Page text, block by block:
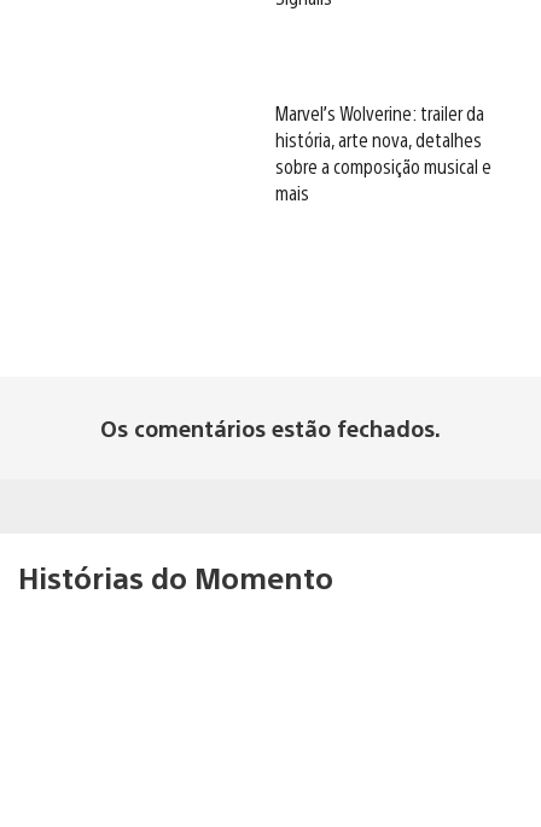
Marvel’s Wolverine: trailer da
história, arte nova, detalhes
sobre a composição musical e
mais
Os comentários estão fechados.
Histórias do Momento